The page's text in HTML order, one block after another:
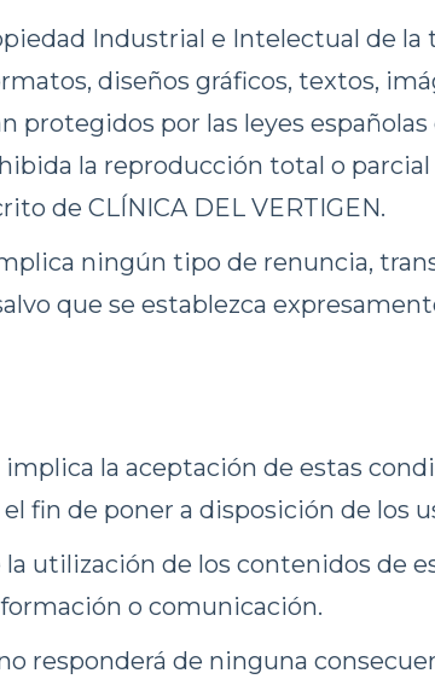
Industrial e Intelectual de
diseños gráficos, textos,
protegidos por las leyes
la reproducción total o
de CLÍNICA DEL VERTIGEN.
ningún tipo de renuncia,
que se establezca
la aceptación de estas
fin de poner a disposición de los
utilización de los contenidos de
o comunicación.
responderá de ninguna